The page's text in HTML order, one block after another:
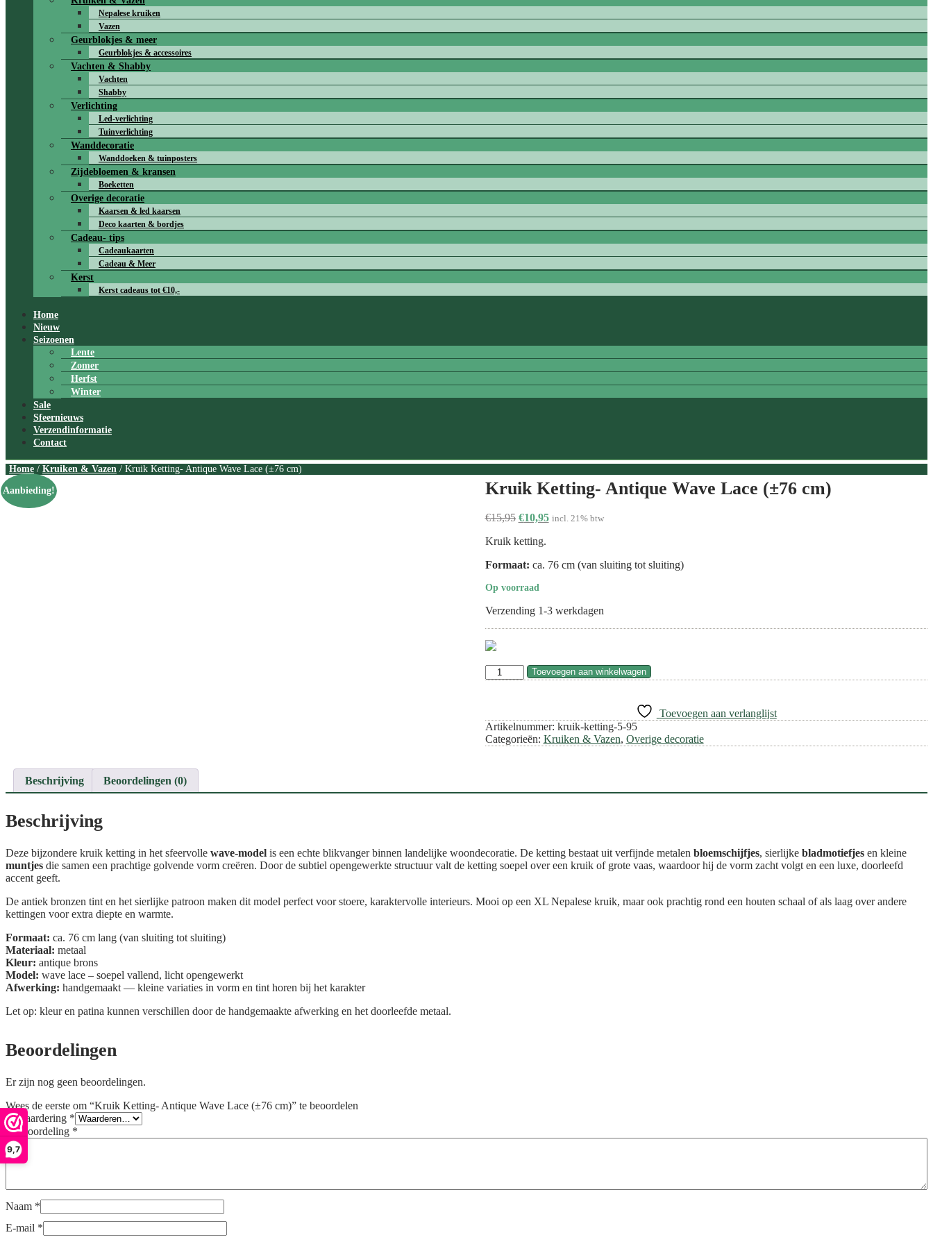
9,7
Nepalese kruiken
Vazen
Geurblokjes & meer
Geurblokjes & accessoires
Vachten & Shabby
Vachten
Shabby
Verlichting
Led-verlichting
Tuinverlichting
Wanddecoratie
Wanddoeken & tuinposters
Zijdebloemen & kransen
Boeketten
Overige decoratie
Kaarsen & led kaarsen
Deco kaarten & bordjes
Cadeau- tips
Cadeaukaarten
Cadeau & Meer
Kerst
Kerst cadeaus tot €10,-
Home
Nieuw
Seizoenen
Lente
Zomer
Herfst
Winter
Sale
Sfeernieuws
Verzendinformatie
Contact
Home / Kruiken & Vazen / Kruik Ketting- Antique Wave Lace (±76 cm)
Aanbieding! Kruik Ketting- Antique Wave Lace (±76 cm)
€15,95 Oorspronkelijke
was:
€10,95Huidige
incl. 21% btw
Kruik ketting.
Formaat: ca. 76 cm (van sluiting tot sluiting)
Op voorraad
Verzending 1-3 werkdagen
Kruik
Ketting-
Lace
(±76
cm)
Toevoegen aan winkelwagen
Toevoegen aan verlanglijst
Artikelnummer: kruik-ketting-5-95
Categorieën: Kruiken & Vazen, Overige decoratie
Beschrijving Beoordelingen (0)
Beschrijving
Deze bijzondere kruik ketting in het sfeervolle wave-model is een echte blikvanger binnen landelijke woondecoratie. De ketting bestaat uit verfijnde metalen bloemschijfjes, sierlijke bladmotiefjes en kleine
muntjes die samen een prachtige golvende vorm creëren. Door de subtiel opengewerkte structuur valt de ketting soepel over een kruik of grote vaas, waardoor hij de vorm zacht volgt en een luxe, doorleefd
accent geeft.
De antiek bronzen tint en het sierlijke patroon maken dit model perfect voor stoere, karaktervolle interieurs. Mooi op een XL Nepalese kruik, maar ook prachtig rond een houten schaal of als laag over andere
kettingen voor extra diepte en warmte.
Formaat: ca. 76 cm lang (van sluiting tot sluiting)
Materiaal: metaal
Kleur: antique brons
Model: wave lace – soepel vallend, licht opengewerkt
Afwerking: handgemaakt — kleine variaties in vorm en tint horen bij het karakter
Let op: kleur en patina kunnen verschillen door de handgemaakte afwerking en het doorleefde metaal.
Beoordelingen
Er zijn nog geen beoordelingen.
Wees de eerste om “Kruik Ketting- Antique Wave Lace (±76 cm)” te beoordelen
Je waardering *
Je beoordeling *
Naam *
E-mail *